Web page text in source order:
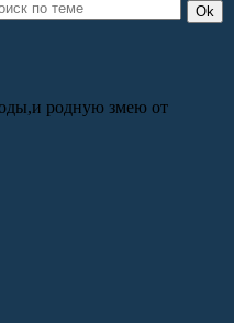
родную змею от